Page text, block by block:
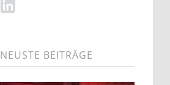
NEUSTE BEITRÄGE